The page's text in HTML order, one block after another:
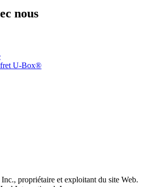
nous
fret U-Box®
propriétaire et exploitant du site Web.